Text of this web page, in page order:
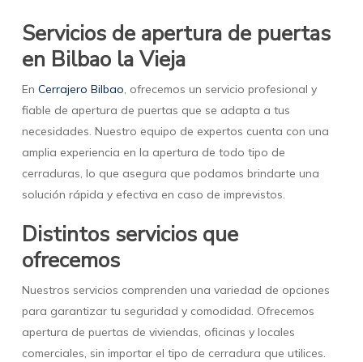
Servicios de apertura de puertas
en Bilbao la Vieja
En Cerrajero Bilbao, ofrecemos un servicio profesional y
fiable de apertura de puertas que se adapta a tus
necesidades. Nuestro equipo de expertos cuenta con una
amplia experiencia en la apertura de todo tipo de
cerraduras, lo que asegura que podamos brindarte una
solución rápida y efectiva en caso de imprevistos.
Distintos servicios que
ofrecemos
Nuestros servicios comprenden una variedad de opciones
para garantizar tu seguridad y comodidad. Ofrecemos
apertura de puertas de viviendas, oficinas y locales
comerciales, sin importar el tipo de cerradura que utilices.